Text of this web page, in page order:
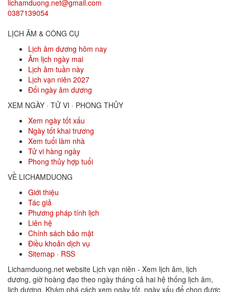
lichamduong.net@gmail.com
0387139054
LỊCH ÂM & CÔNG CỤ
Lịch âm dương hôm nay
Âm lịch ngày mai
Lịch âm tuần này
Lịch vạn niên 2027
Đổi ngày âm dương
XEM NGÀY · TỬ VI · PHONG THỦY
Xem ngày tốt xấu
Ngày tốt khai trương
Xem tuổi làm nhà
Tử vi hàng ngày
Phong thủy hợp tuổi
VỀ LICHAMDUONG
Giới thiệu
Tác giả
Phương pháp tính lịch
Liên hệ
Chính sách bảo mật
Điều khoản dịch vụ
Sitemap · RSS
Lichamduong.net website Lịch vạn niên - Xem lịch âm, lịch
dương, giờ hoàng đạo theo ngày tháng cả hai hệ thống lịch âm,
lịch dương. Khám phá cách xem ngày tốt, ngày xấu để chọn được